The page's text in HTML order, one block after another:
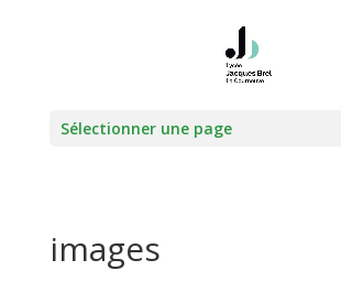
Sélectionner une page
images